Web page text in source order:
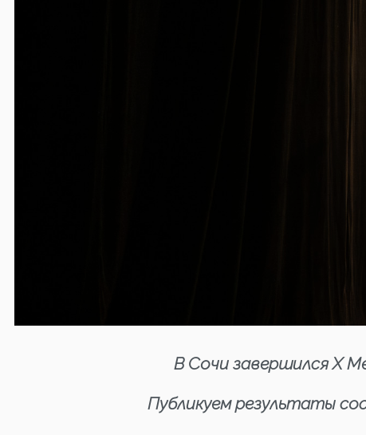
В Сочи завершился X
Публикуем результаты